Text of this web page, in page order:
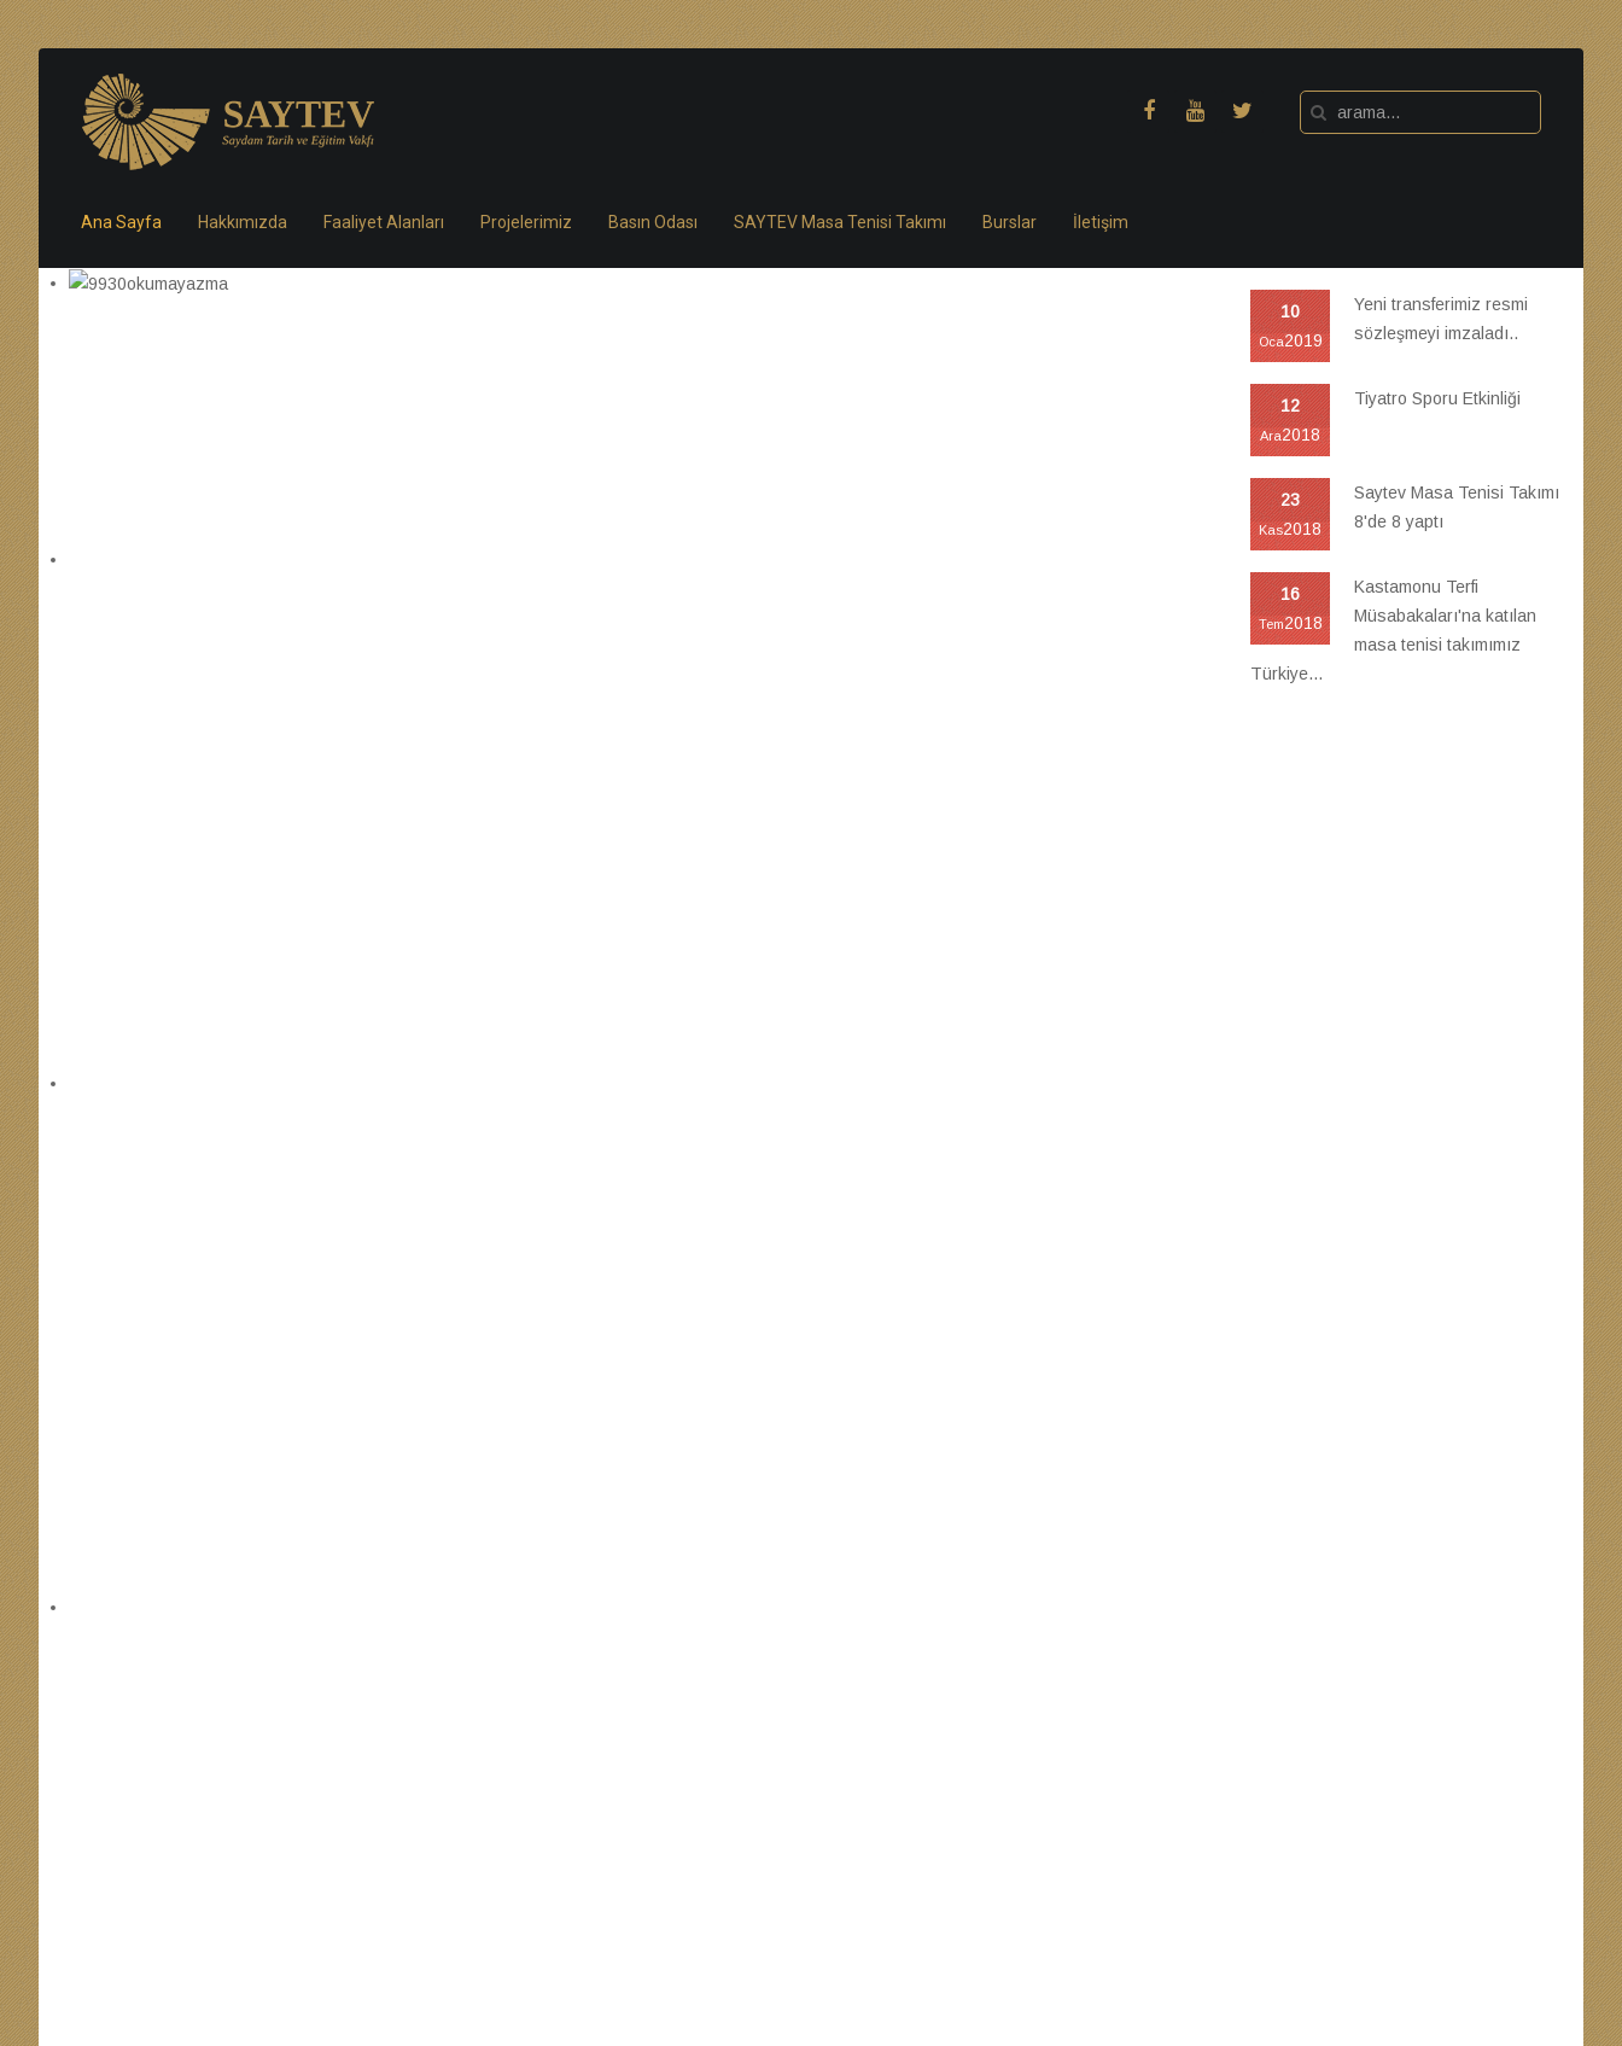
Ana Sayfa Hakkımızda Faaliyet Alanları Projelerimiz Basın Odası SAYTEV Masa Tenisi Takımı Burslar İletişim
10
Oca2019
Yeni transferimiz resmi
sözleşmeyi imzaladı..
12
Ara2018
Tiyatro Sporu Etkinliği
23
Kas2018
Saytev Masa Tenisi Takımı
8'de 8 yaptı
16
Tem2018
Kastamonu Terfi
Müsabakaları'na katılan
masa tenisi takımımız
Türkiye...